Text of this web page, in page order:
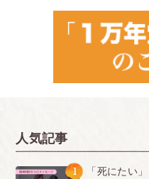
人気記事
1
「死にたい